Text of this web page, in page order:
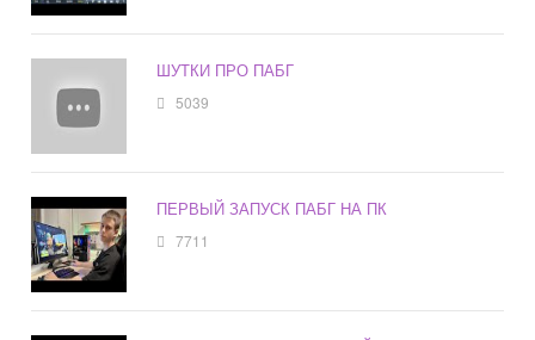
ШУТКИ ПРО ПАБГ
5039
ПЕРВЫЙ ЗАПУСК ПАБГ НА ПК
7711